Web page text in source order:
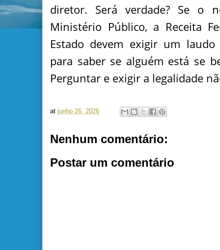
diretor. Será verdade? Se o
Ministério Público, a Receita
Estado devem exigir um laudo
para saber se alguém está se
Perguntar e exigir a legalidade
at junho 26, 2026
Nenhum comentário:
Postar um comentário